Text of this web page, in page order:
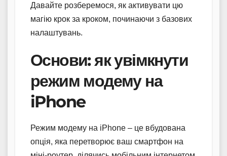
Давайте розберемося, як активувати цю
магію крок за кроком, починаючи з базових
налаштувань.
Основи: як увімкнути
режим модему на
iPhone
Режим модему на iPhone – це вбудована
опція, яка перетворює ваш смартфон на